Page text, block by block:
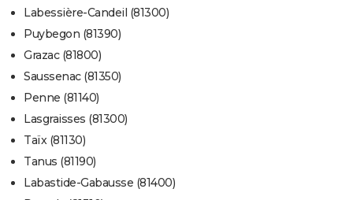
Labessière-Candeil (81300)
Puybegon (81390)
Grazac (81800)
Saussenac (81350)
Penne (81140)
Lasgraisses (81300)
Taïx (81130)
Tanus (81190)
Labastide-Gabausse (81400)